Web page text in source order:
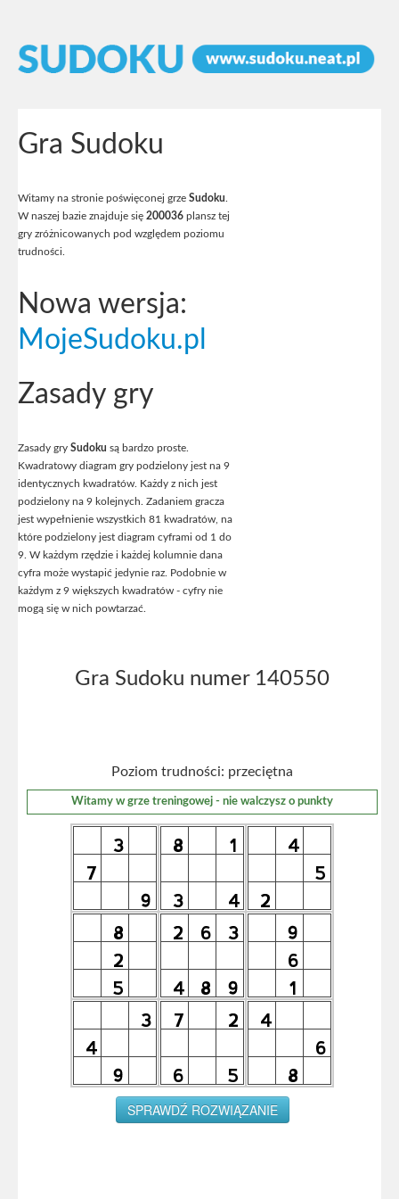
Gra Sudoku
Witamy na stronie poświęconej grze Sudoku
W naszej bazie znajduje się 200036 plansz tej
gry zróżnicowanych pod względem poziomu
trudności.
Nowa wersja:
MojeSudoku.pl
Zasady gry
Zasady gry Sudoku są bardzo proste.
Kwadratowy diagram gry podzielony jest na 9
identycznych kwadratów. Każdy z nich jest
podzielony na 9 kolejnych. Zadaniem gracza
jest wypełnienie wszystkich 81 kwadratów, na
które podzielony jest diagram cyframi od 1 do
9. W każdym rzędzie i każdej kolumnie dana
cyfra może wystapić jedynie raz. Podobnie w
każdym z 9 większych kwadratów - cyfry nie
mogą się w nich powtarzać.
Gra Sudoku numer 140550
Poziom trudności: przeciętna
Witamy w grze treningowej - nie walczysz o punkty